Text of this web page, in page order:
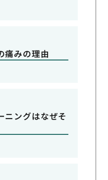
痛みの理由
ニングはなぜそ